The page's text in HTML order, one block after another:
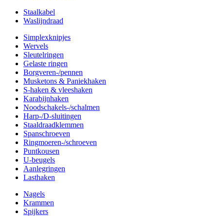
Staalkabel
Waslijndraad
Simplexknipjes
Wervels
Sleutelringen
Gelaste ringen
Borgveren-/pennen
Musketons & Paniekhaken
S-haken & vleeshaken
Karabijnhaken
Noodschakels-/schalmen
Harp-/D-sluitingen
Staaldraadklemmen
Spanschroeven
Ringmoeren-/schroeven
Puntkousen
U-beugels
Aanlegringen
Lasthaken
Nagels
Krammen
Spijkers